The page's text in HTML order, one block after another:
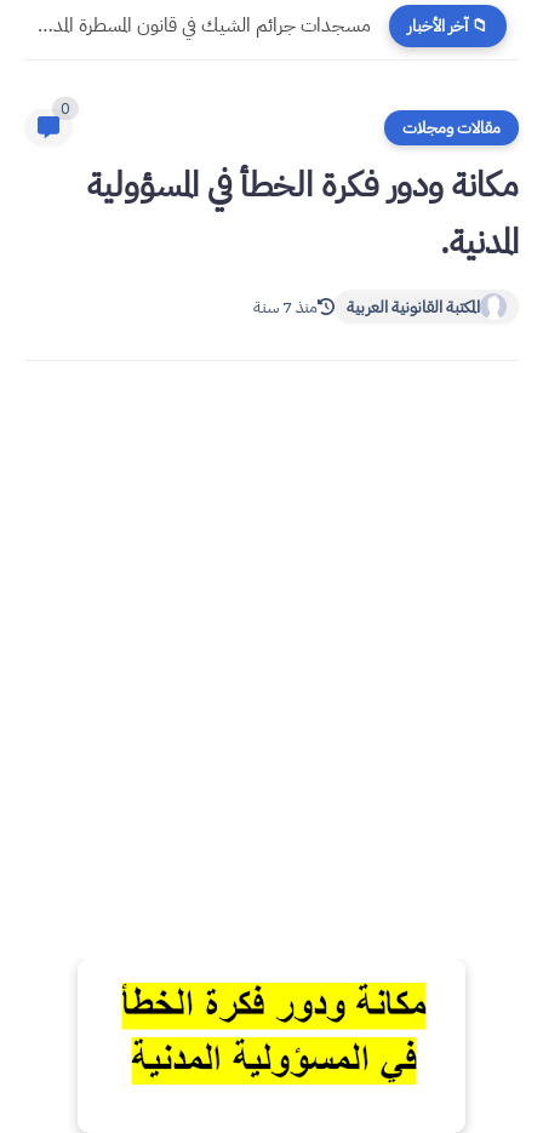
📁 آخر الأخبار مسجدات جرائم الشيك في قانون المسطرة المدنية الجديد
مقالات ومجلات
0
مكانة ودور فكرة الخطأ في المسؤولية
المدنية.
المكتبة القانونية العربية منذ 7 سنة